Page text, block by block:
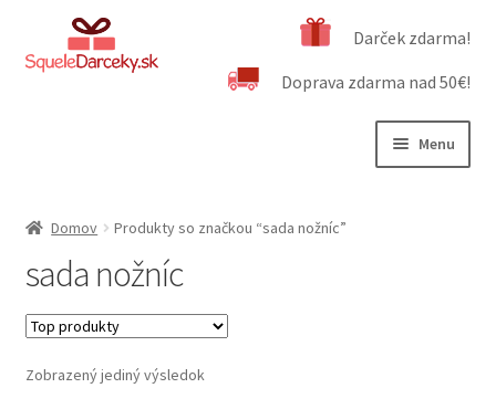
Preskočiť
na
Preskočiť
na
Darček zdarma!
Doprava zdarma nad 50€!
Menu
Dôležité informácie
Obchodné podmienky
Kontakt
Domov Produkty so značkou “sada nožníc”
sada nožníc
Zobrazený jediný výsledok